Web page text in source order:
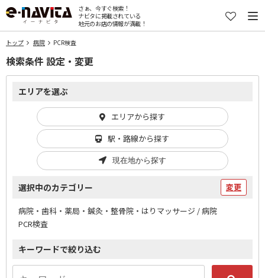
さぁ、今すぐ検索！
ナビタに掲載されている
地元のお店の情報が満載！
トップ 病院 PCR検査
検索条件 設定・変更
エリアを選ぶ
エリアから探す
駅・路線から探す
現在地から探す
選択中のカテゴリー 変更
病院・歯科・薬局・鍼灸・整骨院・はりマッサージ / 病院
PCR検査
キーワードで絞り込む